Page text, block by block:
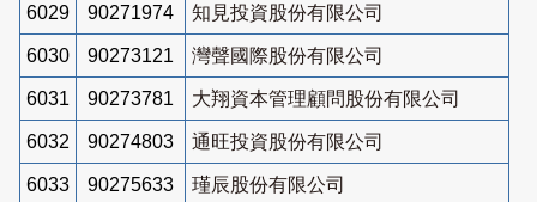
6029 90271974 知見投資股份有限公司
6030 90273121 灣聲國際股份有限公司
6031 90273781 大翔資本管理顧問股份有限公司
6032 90274803 通旺投資股份有限公司
6033 90275633 瑾辰股份有限公司